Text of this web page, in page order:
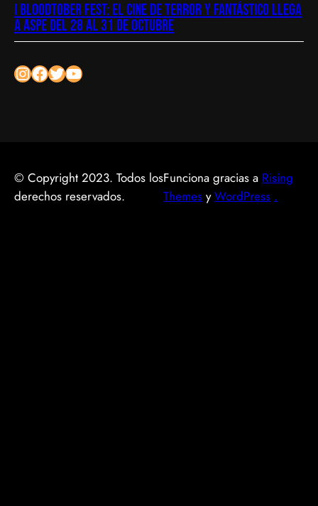
I Bloodtober Fest: El cine de terror y fantástico llega
a Aspe del 28 al 31 de octubre
InstagramFacebook Twitter YouTube
© Copyright 2023. Todos los
derechos reservados.
Funciona gracias a Rising
Themes yWordPress .